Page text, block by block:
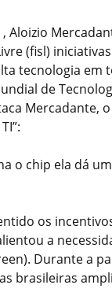
Aloizio
(fisl)
tecnologia em
de
Mercadante,
o chip ela dá
os
a
Durante a
brasileiras